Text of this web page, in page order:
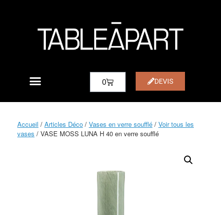
0 DEVIS
Accueil / Articles Déco / Vases en verre soufflé / Voir tous les
vases / VASE MOSS LUNA H 40 en verre soufflé